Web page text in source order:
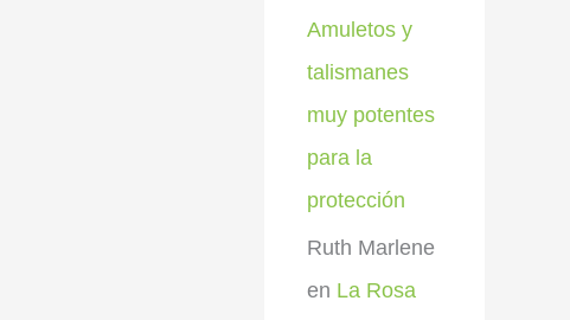
Amuletos y
talismanes
muy potentes
para la
protección
Ruth Marlene
en La Rosa